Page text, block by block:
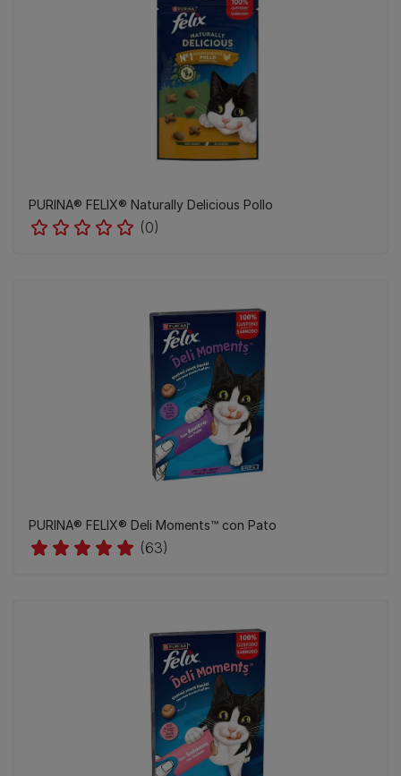
PURINA® FELIX® Naturally Delicious Pollo
(0)
​PURINA® FELIX® Deli Moments™ con Pato
(63)